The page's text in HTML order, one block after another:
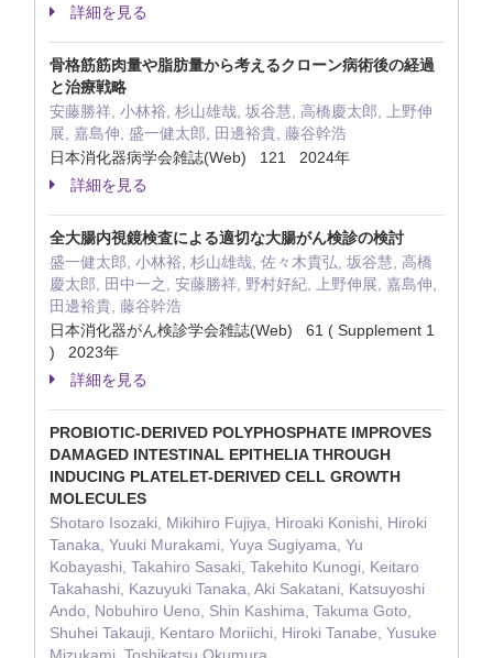
詳細を見る
骨格筋筋肉量や脂肪量から考えるクローン病術後の経過
と治療戦略
安藤勝祥, 小林裕, 杉山雄哉, 坂谷慧, 高橋慶太郎, 上野伸
展, 嘉島伸, 盛一健太郎, 田邊裕貴, 藤谷幹浩
日本消化器病学会雑誌(Web) 121 2024年
詳細を見る
全大腸内視鏡検査による適切な大腸がん検診の検討
盛一健太郎, 小林裕, 杉山雄哉, 佐々木貴弘, 坂谷慧, 高橋
慶太郎, 田中一之, 安藤勝祥, 野村好紀, 上野伸展, 嘉島伸,
田邊裕貴, 藤谷幹浩
日本消化器がん検診学会雑誌(Web) 61 ( Supplement 1
) 2023年
詳細を見る
PROBIOTIC-DERIVED POLYPHOSPHATE IMPROVES
DAMAGED INTESTINAL EPITHELIA THROUGH
INDUCING PLATELET-DERIVED CELL GROWTH
MOLECULES
Shotaro Isozaki, Mikihiro Fujiya, Hiroaki Konishi, Hiroki
Tanaka, Yuuki Murakami, Yuya Sugiyama, Yu
Kobayashi, Takahiro Sasaki, Takehito Kunogi, Keitaro
Takahashi, Kazuyuki Tanaka, Aki Sakatani, Katsuyoshi
Ando, Nobuhiro Ueno, Shin Kashima, Takuma Goto,
Shuhei Takauji, Kentaro Moriichi, Hiroki Tanabe, Yusuke